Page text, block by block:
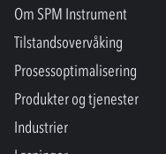
Om SPM Instrument
Tilstandsovervåking
Prosessoptimalisering
Produkter og tjenester
Industrier